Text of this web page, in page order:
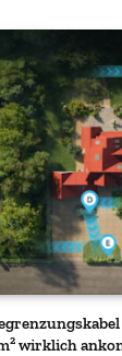
wirklich